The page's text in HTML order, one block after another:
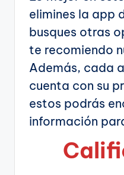
elimines la app
busques otras
te recomiendo
Además, cada
cuenta con su
estos podrás
información